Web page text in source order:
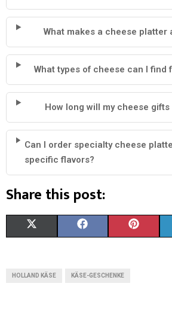
What makes a cheese platter
What types of cheese can I find
How long will my cheese gifts
Can I order specialty cheese
specific flavors?
Share this post:
HOLLAND KÄSE KÄSE-GESCHENKE